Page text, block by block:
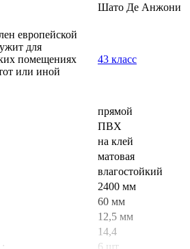
Шато Де Анжони
европейской
для
помещениях
или иной
43 класс
прямой
ПВХ
на клей
матовая
влагостойкий
2400 мм
60 мм
12,5 мм
14,4
6 шт